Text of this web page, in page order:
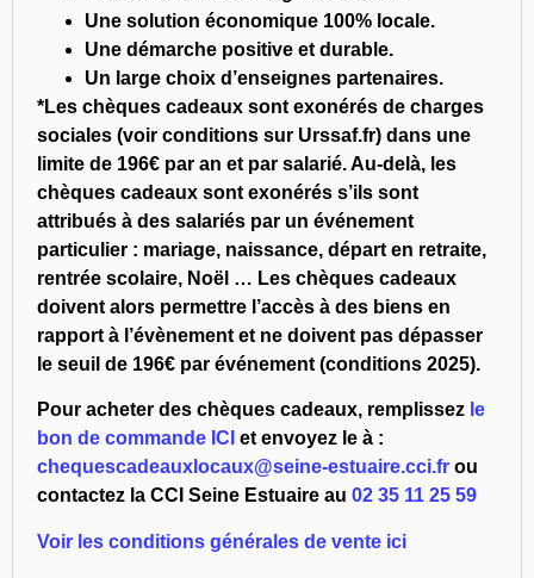
Une solution économique 100% locale.
Une démarche positive et durable.
Un large choix d’enseignes partenaires.
*Les chèques cadeaux sont exonérés de charges
sociales (voir conditions sur Urssaf.fr) dans une
limite de 196€ par an et par salarié. Au-delà, les
chèques cadeaux sont exonérés s’ils sont
attribués à des salariés par un événement
particulier : mariage, naissance, départ en retraite,
rentrée scolaire, Noël … Les chèques cadeaux
doivent alors permettre l’accès à des biens en
rapport à l’évènement et ne doivent pas dépasser
le seuil de 196€ par événement (conditions 2025).
Pour acheter des chèques cadeaux, remplissez le
bon de commande ICI et envoyez le à :
chequescadeauxlocaux@seine-estuaire.cci.fr ou
contactez la CCI Seine Estuaire au 02 35 11 25 59
Voir les conditions générales de vente ici